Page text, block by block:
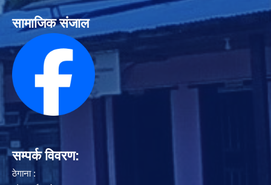
सामाजिक संजाल
सम्पर्क विवरण:
ठेगाना :